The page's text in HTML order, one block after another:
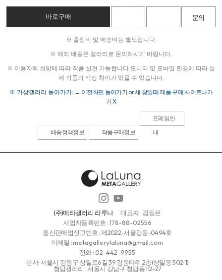
※ 출장비 및 배송비는 별도입니다.
※ 해외 배송은 갤러리로 문의하시기 바랍니다.
※ 이용자의 희망에 따라 작품 실견 가능합니다. 모니터 및 모바일 환경에 따라 실
제 작품의 색상 차이가 있을 수 있습니다.
※ 가상갤러리 돌아가기: ← 이전화면 돌아가기 or 새 창일때 제품 구매 사이트나가
기 X
배송정책정보 작품구매정보
프레임안
내
(주)메타갤러리 라루나
대표자 : 김정은
사업자등록번호 :178-88-02556
통신판매업신고번호 : 제2022-서울강동-0494호
이메일 :metagallerylaluna@gmail.com
전화 : 02-442-9955
본사: 서울시 강동구 상일로6길 39 강동타워 2층(상일동 502-1)
청담갤러리 : 서울시 강남구 청담동 112-27